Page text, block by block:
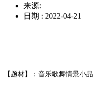
来源:
日期 : 2022-04-21
【题材】：音乐歌舞情景小品